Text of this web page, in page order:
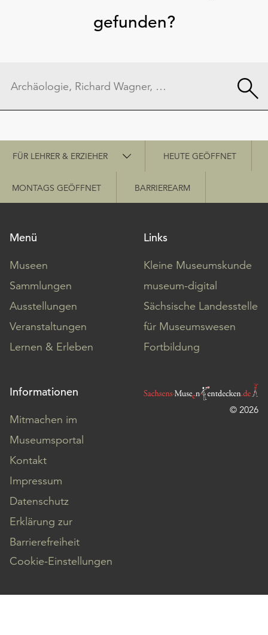
gefunden?
Schnellzugriff
FÜR LEHRER & ERZIEHER HEUTE GEÖFFNET
MONTAGS GEÖFFNET BARRIEREARM
Menü
Museen
Sammlungen
Ausstellungen
Veranstaltungen
Lernen & Erleben
Links
Kleine Museumskunde
museum-digital
Sächsische Landesstelle
für Museumswesen
Fortbildung
Informationen
Mitmachen im
Museumsportal
Kontakt
Impressum
Datenschutz
Erklärung zur
Barrierefreiheit
Cookie-Einstellungen
© 2026